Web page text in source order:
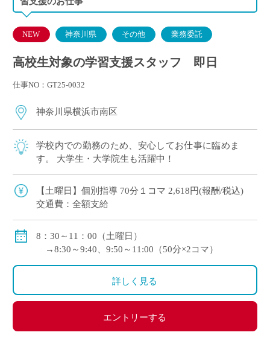
NEW 神奈川県 その他 業務委託
高校生対象の学習支援スタッフ 即日
仕事NO：GT25-0032
神奈川県横浜市南区
学校内での勤務のため、安心してお仕事に臨めま
す。 大学生・大学院生も活躍中！
【土曜日】個別指導 70分１コマ 2,618円(報酬/税込)
交通費：全額支給
8：30～11：00（土曜日）
→8:30～9:40、9:50～11:00（50分×2コマ）
詳しく見る
エントリーする